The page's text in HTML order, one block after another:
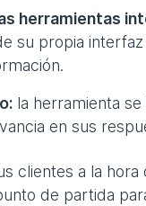
herramientas
su propia
la herramienta
en sus
clientes a la
de partida